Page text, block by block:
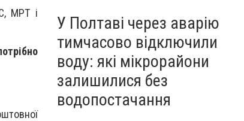
МРТ і
У Полтаві через аварію
тимчасово відключили
воду: які мікрорайони
залишилися без
водопостачання